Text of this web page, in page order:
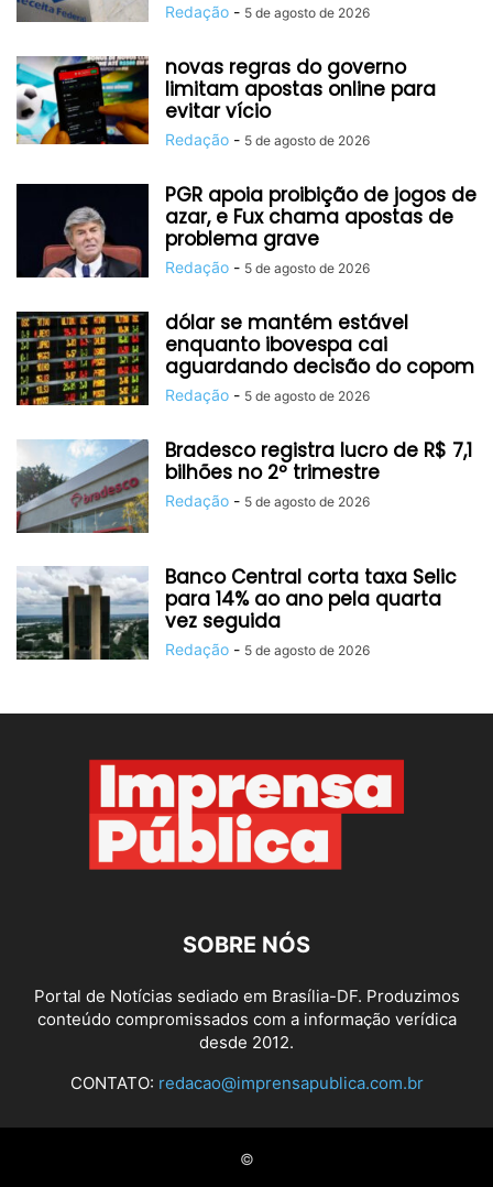
Redação - 5 de agosto de 2026
novas regras do governo
limitam apostas online para
evitar vício
Redação - 5 de agosto de 2026
PGR apoia proibição de jogos de
azar, e Fux chama apostas de
problema grave
Redação - 5 de agosto de 2026
dólar se mantém estável
enquanto ibovespa cai
aguardando decisão do copom
Redação - 5 de agosto de 2026
Bradesco registra lucro de R$ 7,1
bilhões no 2º trimestre
Redação - 5 de agosto de 2026
Banco Central corta taxa Selic
para 14% ao ano pela quarta
vez seguida
Redação - 5 de agosto de 2026
SOBRE NÓS
Portal de Notícias sediado em Brasília-DF. Produzimos
conteúdo compromissados com a informação verídica
desde 2012.
CONTATO: redacao@imprensapublica.com.br
©